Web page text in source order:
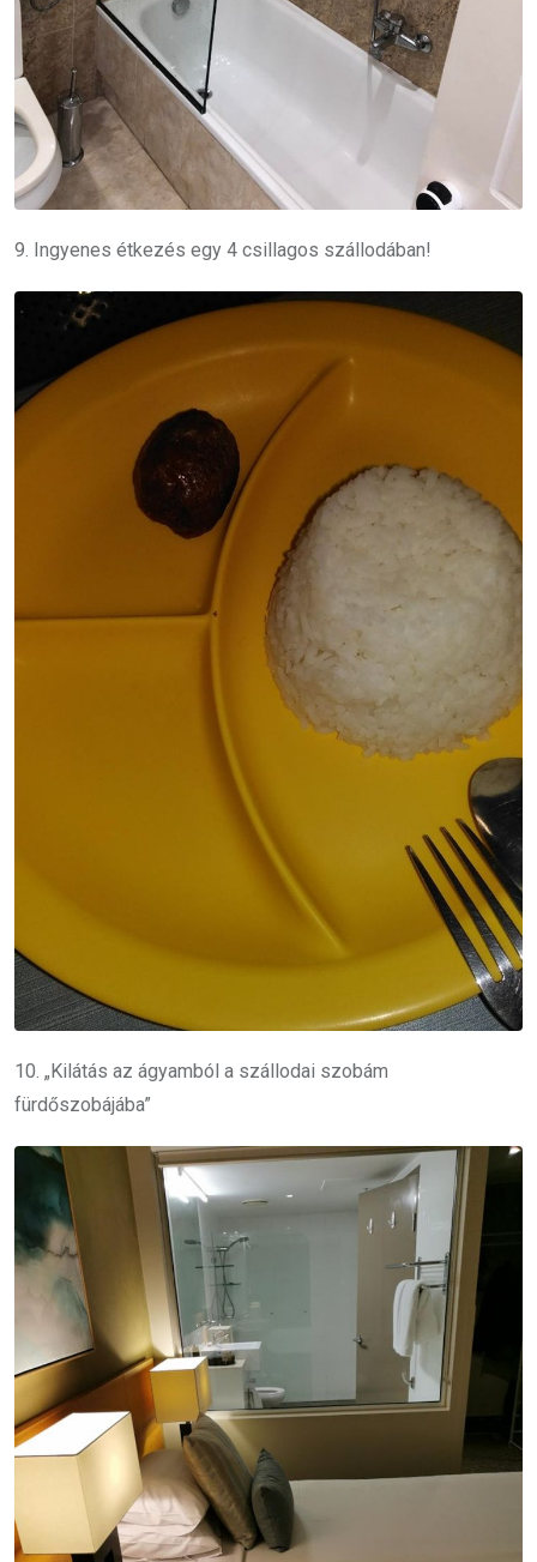
9. Ingyenes étkezés egy 4 csillagos szállodában!
10. „Kilátás az ágyamból a szállodai szobám
fürdőszobájába”